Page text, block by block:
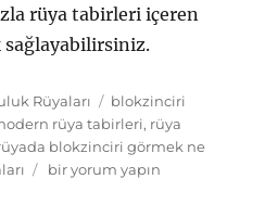
rüya tabirleri içeren
Rüyaları Etiketler
blokzinciri
rüya tabirleri, rüya
blokzinciri görmek ne
rüyada
bir yorum yapın